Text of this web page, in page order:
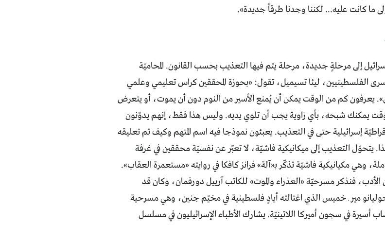
ما كانت عليه... لكننا وجدنا طرقاً جديدة».
إلى مرحلةٍ جديدة، مرحلة يتم فيها التعذيب بحسب القانون. المحاميّة
الفلسطينيين، ليئا تسيميل، تقول: «بحوزة المحققين كراس تعليمي وعلمي
يعرفون كم من الوقت يمكن أن يُمنع الأسير من النوم دون أن يموت، أو يتعرض
يمكنك شبحه، بأي زاوية يجب أن تلوي يديه. وليس هذا فقط، إنهم يدوّنون
إسرائيلية حتى في التعذيب. يعبئون نموذجا فيه اسم المتهم وكيف تم تعليقه
يتحوّل التعذيب إلى ميكانيكية فاشيّة، لا تعبّر عن نفسيّة محققين في غرفة
وهي مكيانيكية فاشيّة تذكّر بـ«آلة» فرانز كافكا في روايته «مستعمرة العقاب».
الأدب، فنذكر مسرحيّة «العذراء والموت» للكاتب آرييل دورفمان، وكان قد
مير ـ خميس الذي اغتالته أيادٍ فلسطينية في مخيّم جنين، وهي مسرحية
في سجون أميركا اللاتينيّة. يشارك الأطباء الإسرائيليون في مسلسل